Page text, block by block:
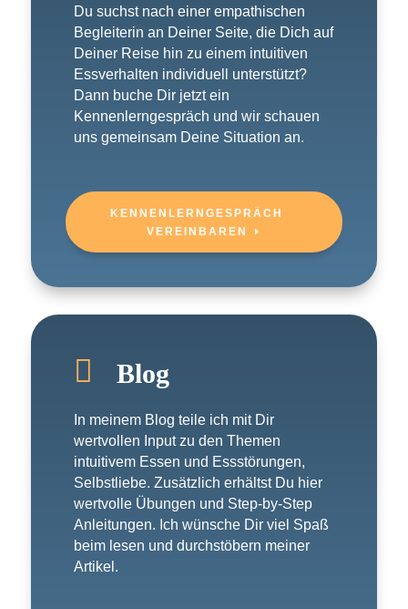
Du suchst nach einer empathischen
Begleiterin an Deiner Seite, die Dich auf
Deiner Reise hin zu einem intuitiven
Essverhalten individuell unterstützt?
Dann buche Dir jetzt ein
Kennenlerngespräch und wir schauen
uns gemeinsam Deine Situation an.
KENNENLERNGESPRÄCH
VEREINBAREN
 Blog
In meinem Blog teile ich mit Dir
wertvollen Input zu den Themen
intuitivem Essen und Essstörungen,
Selbstliebe. Zusätzlich erhältst Du hier
wertvolle Übungen und Step-by-Step
Anleitungen. Ich wünsche Dir viel Spaß
beim lesen und durchstöbern meiner
Artikel.